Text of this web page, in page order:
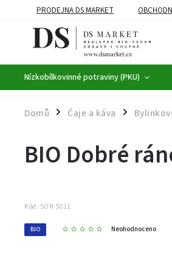
PRODEJNA DS MARKET
BEZLEPKOVÉ POTRAVINY
Nízkobílkovinné potraviny (PKU)
Domů / Čaje a káva /
BIO Dobré
Kód: SON-5011
BIO Neohodnoceno